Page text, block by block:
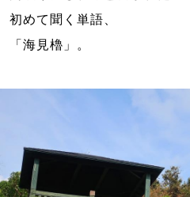
初めて聞く単語、